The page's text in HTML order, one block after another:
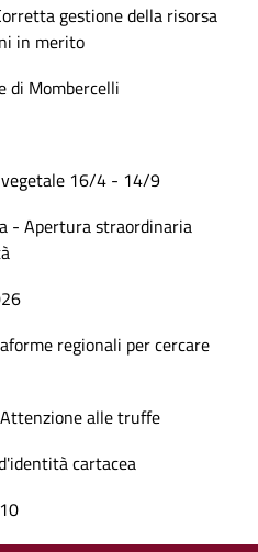
gestione della risorsa
in merito
di Mombercelli
16/4 - 14/9
- Apertura straordinaria
regionali per cercare
alle truffe
cartacea